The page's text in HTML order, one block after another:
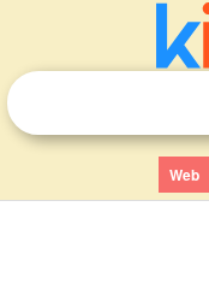
Web